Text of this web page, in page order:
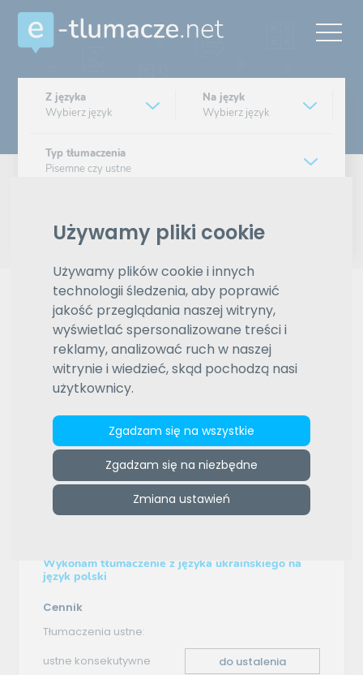
Używamy pliki cookie
Używamy plików cookie i innych
technologii śledzenia, aby poprawić
jakość przeglądania naszej witryny,
wyświetlać spersonalizowane treści i
reklamy, analizować ruch w naszej
witrynie i wiedzieć, skąd pochodzą nasi
użytkownicy.
Zgadzam się na wszystkie
Zgadzam się na niezbędne
Zmiana ustawień
Z języka
Wybierz język
Na język
Wybierz język
Typ tłumaczenia
Pisemne czy ustne
Reklama
ZAMÓW REKLAMĘ W TYM MIEJSCU
e-tlumacze.net>Biuro Tłumaczeń Online - Blanka. Kamil
Oferta tłumaczenia - ukraiński–polski
Oferta tłumaczenia
Wykonam tłumaczenie z języka ukraińskiego na
język polski
Cennik
Tłumaczenia ustne:
ustne konsekutywne
do ustalenia